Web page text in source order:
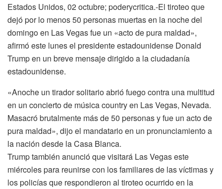
Estados Unidos, 02 octubre; poderycritica.-El tiroteo que
dejó por lo menos 50 personas muertas en la noche del
domingo en Las Vegas fue un «acto de pura maldad»,
afirmó este lunes el presidente estadounidense Donald
Trump en un breve mensaje dirigido a la ciudadanía
estadounidense.
«Anoche un tirador solitario abrió fuego contra una multitud
en un concierto de música country en Las Vegas, Nevada.
Masacró brutalmente más de 50 personas y fue un acto de
pura maldad», dijo el mandatario en un pronunciamiento a
la nación desde la Casa Blanca.
Trump también anunció que visitará Las Vegas este
miércoles para reunirse con los familiares de las víctimas y
los policías que respondieron al tiroteo ocurrido en la